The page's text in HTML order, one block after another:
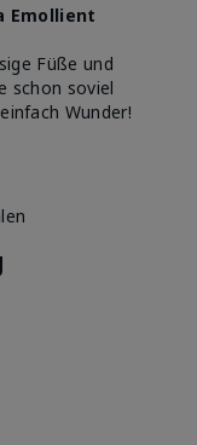
Emollient
Füße und
schon soviel
Wunder!